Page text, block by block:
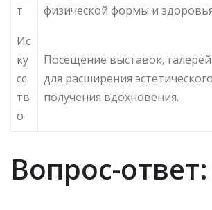
т
физической формы и
Ис
ку
сс
тв
о
Посещение выставок,
для расширения
получения вдохновения.
Вопрос-ответ: